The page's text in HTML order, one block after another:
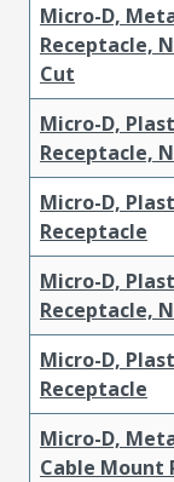
Micro-D,
Receptacle,
Cut
Micro-D,
Receptacle,
Micro-D,
Receptacle
Micro-D,
Receptacle,
Micro-D,
Receptacle
Micro-D,
Cable Mount